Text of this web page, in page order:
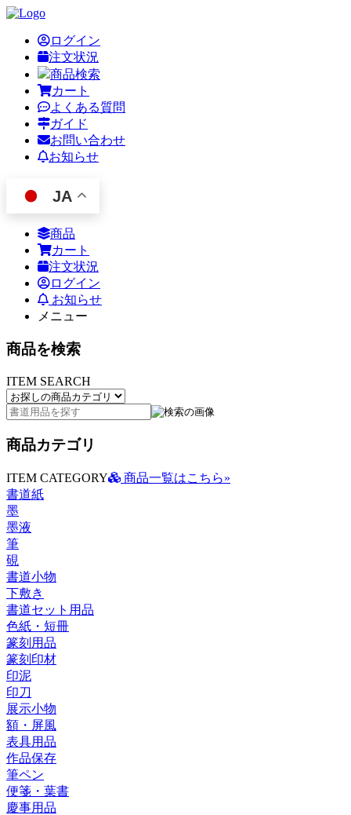
ログイン
注文状況
商品検索
カート
よくある質問
ガイド
お問い合わせ
お知らせ
JA
商品
カート
注文状況
ログイン
お知らせ
メニュー
商品を検索
ITEM SEARCH
商品カテゴリ
ITEM CATEGORY
商品一覧はこちら»
書道紙
墨
墨液
筆
硯
書道小物
下敷き
書道セット用品
色紙・短冊
篆刻用品
篆刻印材
印泥
印刀
展示小物
額・屏風
表具用品
作品保存
筆ペン
便箋・葉書
慶事用品